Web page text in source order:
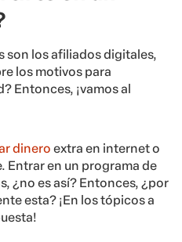
son los afiliados digitales,
los motivos para
Entonces, ¡vamos al
dinero extra en internet o
Entrar en un programa de
¿no es así? Entonces, ¿por
esta? ¡En los tópicos a